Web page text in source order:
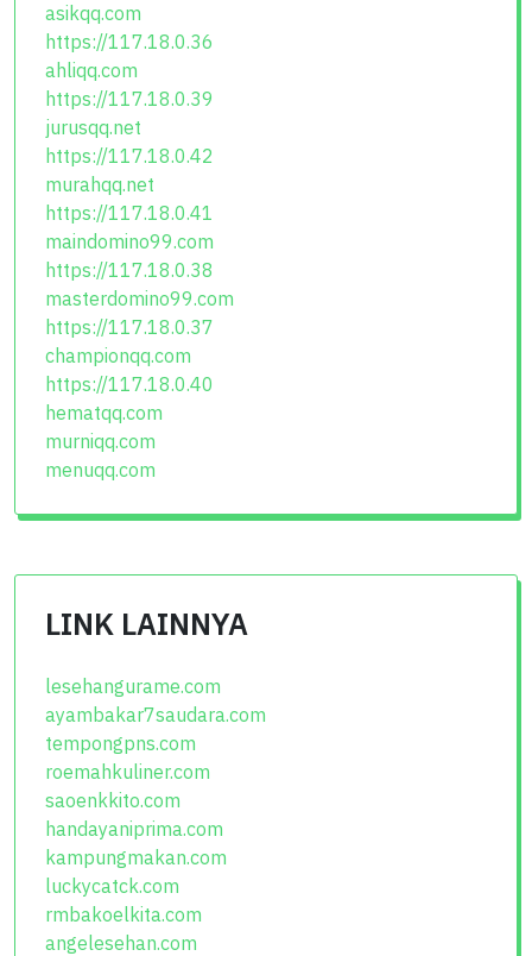
asikqq.com
https://117.18.0.36
ahliqq.com
https://117.18.0.39
jurusqq.net
https://117.18.0.42
murahqq.net
https://117.18.0.41
maindomino99.com
https://117.18.0.38
masterdomino99.com
https://117.18.0.37
championqq.com
https://117.18.0.40
hematqq.com
murniqq.com
menuqq.com
LINK LAINNYA
lesehangurame.com
ayambakar7saudara.com
tempongpns.com
roemahkuliner.com
saoenkkito.com
handayaniprima.com
kampungmakan.com
luckycatck.com
rmbakoelkita.com
angelesehan.com